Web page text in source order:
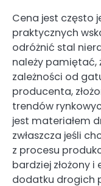
Cena jest często
praktycznych
odróżnić stal
należy pamiętać,
zależności od
producenta,
trendów
jest materiałem
zwłaszcza jeśli
z procesu
bardziej złożony i
dodatku drogich